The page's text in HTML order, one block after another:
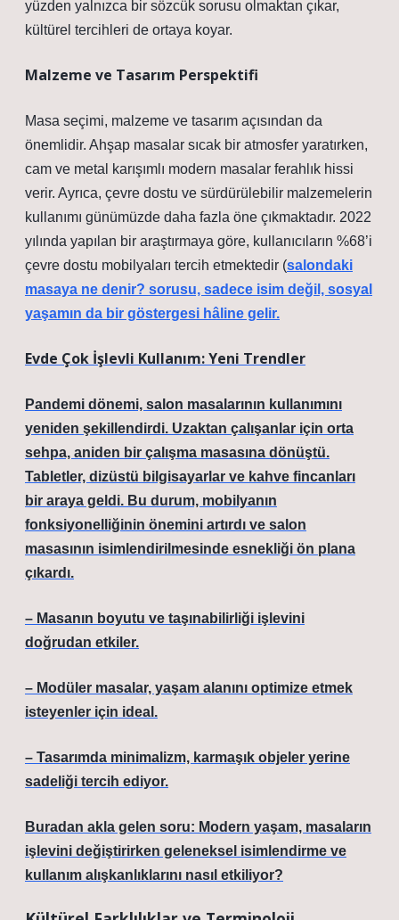
yüzden yalnızca bir sözcük sorusu olmaktan çıkar,
kültürel tercihleri de ortaya koyar.
Malzeme ve Tasarım Perspektifi
Masa seçimi, malzeme ve tasarım açısından da
önemlidir. Ahşap masalar sıcak bir atmosfer yaratırken,
cam ve metal karışımlı modern masalar ferahlık hissi
verir. Ayrıca, çevre dostu ve sürdürülebilir malzemelerin
kullanımı günümüzde daha fazla öne çıkmaktadır. 2022
yılında yapılan bir araştırmaya göre, kullanıcıların %68’i
çevre dostu mobilyaları tercih etmektedir (salondaki
masaya ne denir? sorusu, sadece isim değil, sosyal
yaşamın da bir göstergesi hâline gelir.
Evde Çok İşlevli Kullanım: Yeni Trendler
Pandemi dönemi, salon masalarının kullanımını
yeniden şekillendirdi. Uzaktan çalışanlar için orta
sehpa, aniden bir çalışma masasına dönüştü.
Tabletler, dizüstü bilgisayarlar ve kahve fincanları
bir araya geldi. Bu durum, mobilyanın
fonksiyonelliğinin önemini artırdı ve salon
masasının isimlendirilmesinde esnekliği ön plana
çıkardı.
– Masanın boyutu ve taşınabilirliği işlevini
doğrudan etkiler.
– Modüler masalar, yaşam alanını optimize etmek
isteyenler için ideal.
– Tasarımda minimalizm, karmaşık objeler yerine
sadeliği tercih ediyor.
Buradan akla gelen soru: Modern yaşam, masaların
işlevini değiştirirken geleneksel isimlendirme ve
kullanım alışkanlıklarını nasıl etkiliyor?